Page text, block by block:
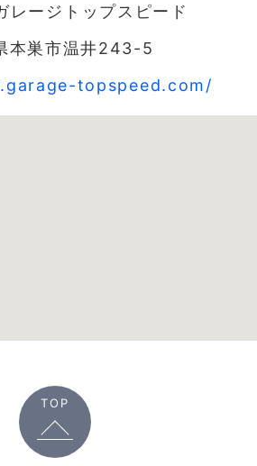
レージトップスピード
本巣市温井243-5
topspeed.com/
TOP